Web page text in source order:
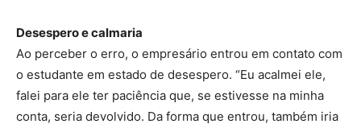
Desespero e calmaria
Ao perceber o erro, o empresário entrou em contato com
o estudante em estado de desespero. “Eu acalmei ele,
falei para ele ter paciência que, se estivesse na minha
conta, seria devolvido. Da forma que entrou, também iria